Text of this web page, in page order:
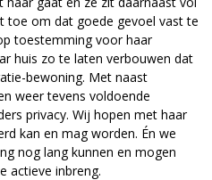
toe om dat goede gevoel vast te
toestemming voor haar
huis zo te laten verbouwen dat
bewoning. Met naast
weer tevens voldoende
privacy. Wij hopen met haar
kan en mag worden. Én we
nog lang kunnen en mogen
actieve inbreng.